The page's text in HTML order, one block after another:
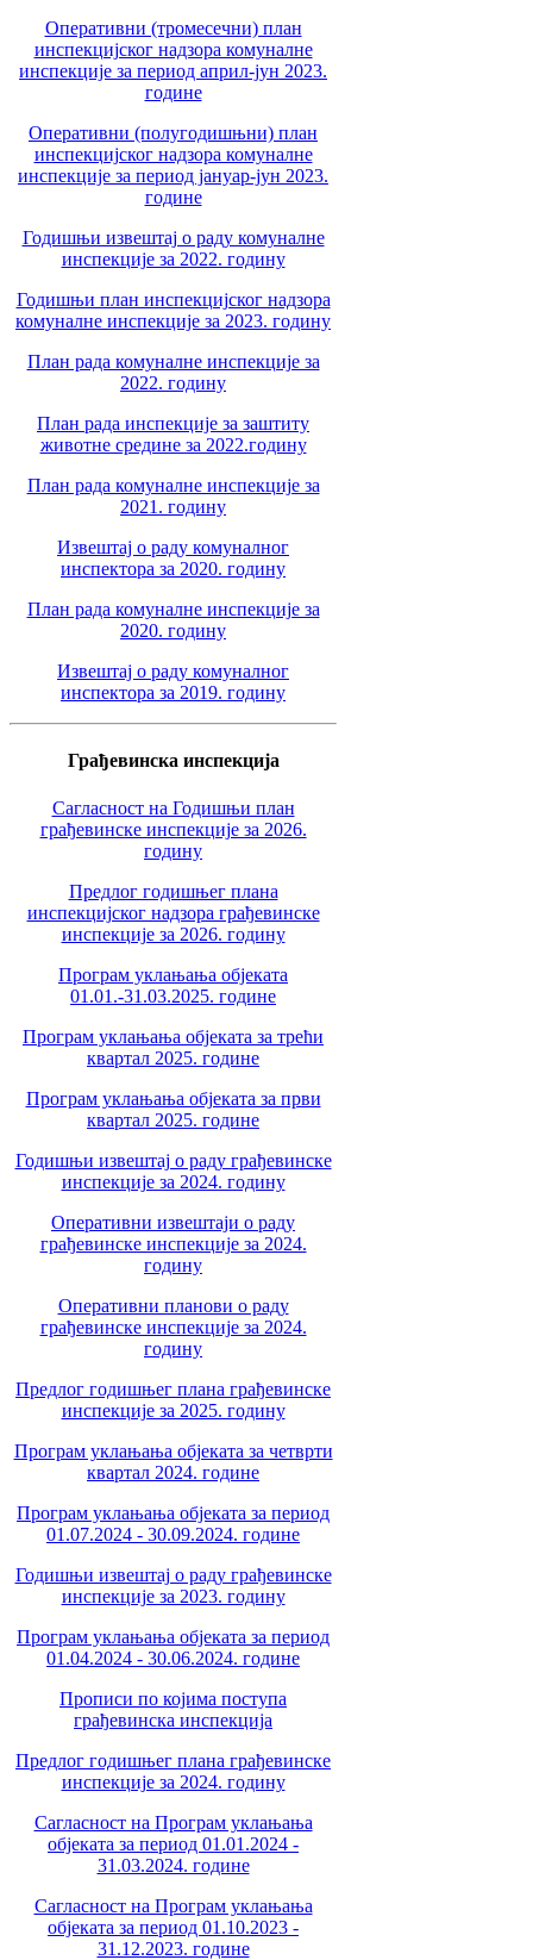
Оперативни (тромесечни) план
инспекцијског надзора комуналне
инспекције за период април-јун 2023.
године
Оперативни (полугодишњни) план
инспекцијског надзора комуналне
инспекције за период јануар-јун 2023.
године
Годишњи извештај о раду комуналне
инспекције за 2022. годину
Годишњи план инспекцијског надзора
комуналне инспекције за 2023. годину
План рада комуналне инспекције за
2022. годину
План рада инспекције за заштиту
животне средине за 2022.годину
План рада комуналне инспекције за
2021. годину
Извештај о раду комуналног
инспектора за 2020. годину
План рада комуналне инспекције за
2020. годину
Извештај о раду комуналног
инспектора за 2019. годину
Грађевинска инспекција
Сагласност на Годишњи план
грађевинске инспекције за 2026.
годину
Предлог годишњег плана
инспекцијског надзора грађевинске
инспекције за 2026. годину
Програм уклањања објеката
01.01.-31.03.2025. године
Програм уклањања објеката за трећи
квартал 2025. године
Програм уклањања објеката за први
квартал 2025. године
Годишњи извештај о раду грађевинске
инспекције за 2024. годину
Оперативни извештаји о раду
грађевинске инспекције за 2024.
годину
Оперативни планови о раду
грађевинске инспекције за 2024.
годину
Предлог годишњег плана грађевинске
инспекције за 2025. годину
Програм уклањања објеката за четврти
квартал 2024. године
Програм уклањања објеката за период
01.07.2024 - 30.09.2024. године
Годишњи извештај о раду грађевинске
инспекције за 2023. годину
Програм уклањања објеката за период
01.04.2024 - 30.06.2024. године
Прописи по којима поступа
грађевинска инспекција
Предлог годишњег плана грађевинске
инспекције за 2024. годину
Сагласност на Програм уклањања
објеката за период 01.01.2024 -
31.03.2024. године
Сагласност на Програм уклањања
објеката за период 01.10.2023 -
31.12.2023. године